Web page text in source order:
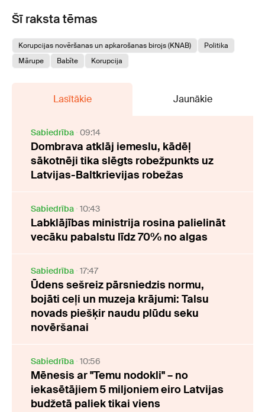
Šī raksta tēmas
Korupcijas novēršanas un apkarošanas birojs (KNAB)
Politika
Mārupe
Babīte Korupcija
Lasītākie Jaunākie
Sabiedrība 09:14
Dombrava atklāj iemeslu, kādēļ
sākotnēji tika slēgts robežpunkts uz
Latvijas-Baltkrievijas robežas
Sabiedrība 10:43
Labklājības ministrija rosina palielināt
vecāku pabalstu līdz 70% no algas
Sabiedrība 17:47
Ūdens sešreiz pārsniedzis normu,
bojāti ceļi un muzeja krājumi: Talsu
novads piešķir naudu plūdu seku
novēršanai
Sabiedrība 10:56
Mēnesis ar "Temu nodokli" – no
iekasētājiem 5 miljoniem eiro Latvijas
budžetā paliek tikai viens